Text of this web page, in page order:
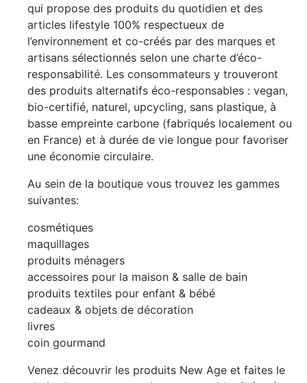
qui propose des produits du quotidien et des
articles lifestyle 100% respectueux de
l’environnement et co-créés par des marques et
artisans sélectionnés selon une charte d’éco-
responsabilité. Les consommateurs y trouveront
des produits alternatifs éco-responsables : vegan,
bio-certifié, naturel, upcycling, sans plastique, à
basse empreinte carbone (fabriqués localement ou
en France) et à durée de vie longue pour favoriser
une économie circulaire.
Au sein de la boutique vous trouvez les gammes
suivantes:
cosmétiques
maquillages
produits ménagers
accessoires pour la maison & salle de bain
produits textiles pour enfant & bébé
cadeaux & objets de décoration
livres
coin gourmand
Venez découvrir les produits New Age et faites le